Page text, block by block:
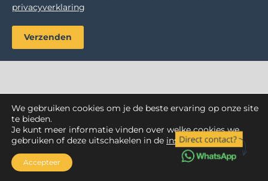
privacyverklaring
AZ Reiniging. Alle rechten voorbehouden.
Webdesign Vanoo Media Privacyverklaring Sitemap
We gebruiken cookies om je de beste ervaring op onze site
te bieden.
Je kunt meer informatie vinden over welke cookies we
gebruiken of deze uitschakelen in de instellingen.
Accepteer